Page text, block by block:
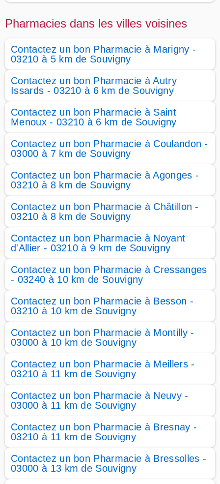
Pharmacies dans les villes voisines
Contactez un bon Pharmacie à Marigny -
03210 à 5 km de Souvigny
Contactez un bon Pharmacie à Autry
Issards - 03210 à 6 km de Souvigny
Contactez un bon Pharmacie à Saint
Menoux - 03210 à 6 km de Souvigny
Contactez un bon Pharmacie à Coulandon -
03000 à 7 km de Souvigny
Contactez un bon Pharmacie à Agonges -
03210 à 8 km de Souvigny
Contactez un bon Pharmacie à Châtillon -
03210 à 8 km de Souvigny
Contactez un bon Pharmacie à Noyant
d'Allier - 03210 à 9 km de Souvigny
Contactez un bon Pharmacie à Cressanges
- 03240 à 10 km de Souvigny
Contactez un bon Pharmacie à Besson -
03210 à 10 km de Souvigny
Contactez un bon Pharmacie à Montilly -
03000 à 10 km de Souvigny
Contactez un bon Pharmacie à Meillers -
03210 à 11 km de Souvigny
Contactez un bon Pharmacie à Neuvy -
03000 à 11 km de Souvigny
Contactez un bon Pharmacie à Bresnay -
03210 à 11 km de Souvigny
Contactez un bon Pharmacie à Bressolles -
03000 à 13 km de Souvigny